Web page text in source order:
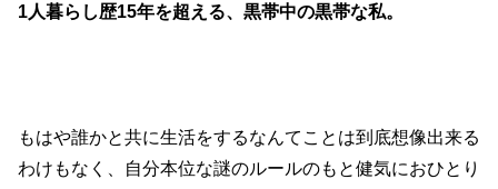
1人暮らし歴15年を超える、黒帯中の黒帯な私。
もはや誰かと共に生活をするなんてことは到底想像出来る
わけもなく、自分本位な謎のルールのもと健気におひとり